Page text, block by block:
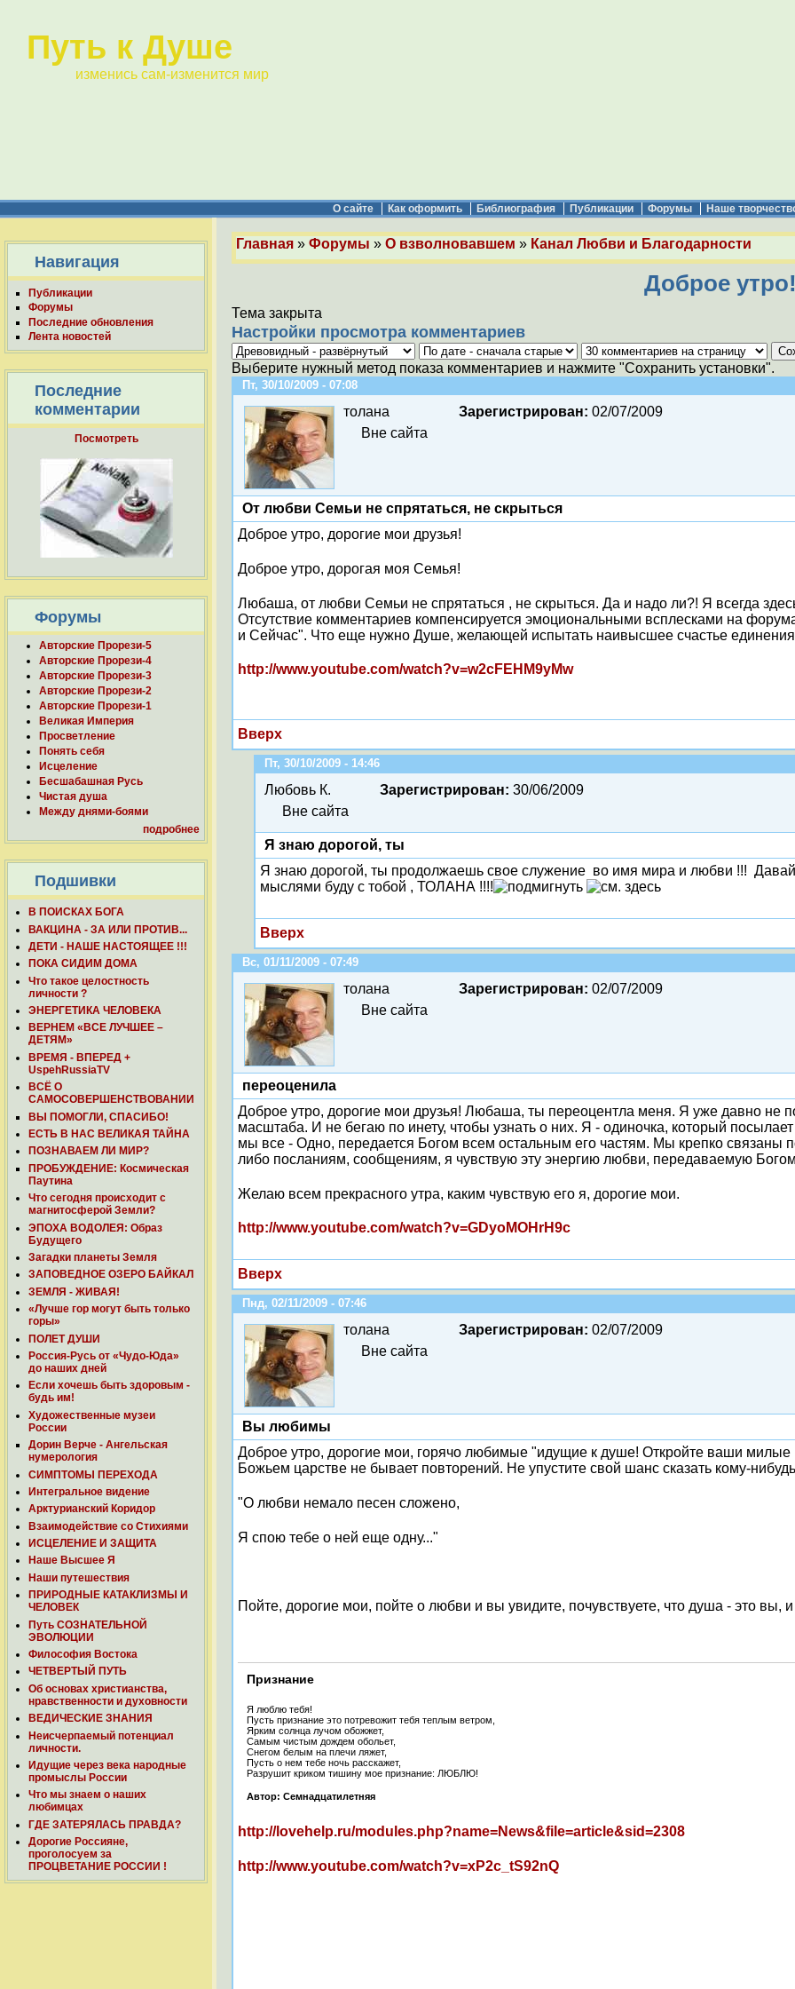
Путь к Душе
изменись сам-изменится мир
О сайте Как оформить Библиография Публикации Форумы Наше
Навигация
Публикации
Форумы
Последние обновления
Лента новостей
Последние
комментарии
Посмотреть
Форумы
Авторские Прорези-5
Авторские Прорези-4
Авторские Прорези-3
Авторские Прорези-2
Авторские Прорези-1
Великая Империя
Просветление
Понять себя
Исцеление
Бесшабашная Русь
Чистая душа
Между днями-боями
подробнее
Подшивки
В ПОИСКАХ БОГА
ВАКЦИНА - ЗА ИЛИ ПРОТИВ...
ДЕТИ - НАШЕ НАСТОЯЩЕЕ !!!
ПОКА СИДИМ ДОМА
Что такое целостность
личности ?
ЭНЕРГЕТИКА ЧЕЛОВЕКА
ВЕРНЕМ «ВСЕ ЛУЧШЕЕ –
ДЕТЯМ»
ВРЕМЯ - ВПЕРЕД +
UspehRussiaTV
ВСЁ О
САМОСОВЕРШЕНСТВОВАНИИ
ВЫ ПОМОГЛИ, СПАСИБО!
ЕСТЬ В НАС ВЕЛИКАЯ ТАЙНА
ПОЗНАВАЕМ ЛИ МИР?
ПРОБУЖДЕНИЕ: Космическая
Паутина
Что сегодня происходит с
магнитосферой Земли?
ЭПОХА ВОДОЛЕЯ: Образ
Будущего
Загадки планеты Земля
ЗАПОВЕДНОЕ ОЗЕРО БАЙКАЛ
ЗЕМЛЯ - ЖИВАЯ!
«Лучше гор могут быть только
горы»
ПОЛЕТ ДУШИ
Россия-Русь от «Чудо-Юда»
до наших дней
Если хочешь быть здоровым -
будь им!
Художественные музеи
России
Дорин Верче - Ангельская
нумерология
СИМПТОМЫ ПЕРЕХОДА
Интегральное видение
Арктурианский Коридор
Взаимодействие со Стихиями
ИСЦЕЛЕНИЕ И ЗАЩИТА
Наше Высшее Я
Наши путешествия
ПРИРОДНЫЕ КАТАКЛИЗМЫ И
ЧЕЛОВЕК
Путь СОЗНАТЕЛЬНОЙ
ЭВОЛЮЦИИ
Философия Востока
ЧЕТВЕРТЫЙ ПУТЬ
Об основах христианства,
нравственности и духовности
ВЕДИЧЕСКИЕ ЗНАНИЯ
Неисчерпаемый потенциал
личности.
Идущие через века народные
промыслы России
Что мы знаем о наших
любимцах
ГДЕ ЗАТЕРЯЛАСЬ ПРАВДА?
Дорогие Россияне,
проголосуем за
ПРОЦВЕТАНИЕ РОССИИ !
Главная » Форумы » О взволновавшем » Канал Любви и Благодарности
Доброе
Тема закрыта
Настройки просмотра комментариев
Выберите нужный метод показа комментариев и нажмите "Сохранить установки".
Пт, 30/10/2009 - 07:08
толана
Вне сайта
Зарегистрирован: 02/07/2009
От любви Семьи не спрятаться, не скрыться
Доброе утро, дорогие мои друзья!
Доброе утро, дорогая моя Семья!
Любаша, от любви Семьи не спрятаться , не скрыться. Да и надо ли?! Я всегда
Отсутствие комментариев компенсируется эмоциональными всплесками на
и Сейчас". Что еще нужно Душе, желающей испытать наивысшее счастье
http://www.youtube.com/watch?v=w2cFEHM9yMw
Вверх
Пт, 30/10/2009 - 14:46
Любовь К.
Вне сайта
Зарегистрирован: 30/06/2009
Я знаю дорогой, ты
Я знаю дорогой, ты продолжаешь свое служение во имя мира и любви !!!
мыслями буду с тобой , ТОЛАНА !!!!
Вверх
Вс, 01/11/2009 - 07:49
толана
Вне сайта
Зарегистрирован: 02/07/2009
переоценила
Доброе утро, дорогие мои друзья! Любаша, ты переоцентла меня. Я уже давно не
масштаба. И не бегаю по инету, чтобы узнать о них. Я - одиночка, который
мы все - Одно, передается Богом всем остальным его частям. Мы крепко связаны
либо посланиям, сообщениям, я чувствую эту энергию любви, передаваемую
Желаю всем прекрасного утра, каким чувствую его я, дорогие мои.
http://www.youtube.com/watch?v=GDyoMOHrH9c
Вверх
Пнд, 02/11/2009 - 07:46
толана
Вне сайта
Зарегистрирован: 02/07/2009
Вы любимы
Доброе утро, дорогие мои, горячо любимые "идущие к душе! Откройте ваши
Божьем царстве не бывает повторений. Не упустите свой шанс сказать кому-
"О любви немало песен сложено,
Я спою тебе о ней еще одну..."
Пойте, дорогие мои, пойте о любви и вы увидите, почувствуете, что душа - это вы,
Признание
Я люблю тебя!
Пусть признание это потревожит тебя теплым ветром,
Ярким солнца лучом обожжет,
Самым чистым дождем обольет,
Снегом белым на плечи ляжет,
Пусть о нем тебе ночь расскажет,
Разрушит криком тишину мое признание: ЛЮБЛЮ!
Автор: Семнадцатилетняя
http://lovehelp.ru/modules.php?name=News&file=article&sid=2308
http://www.youtube.com/watch?v=xP2c_tS92nQ